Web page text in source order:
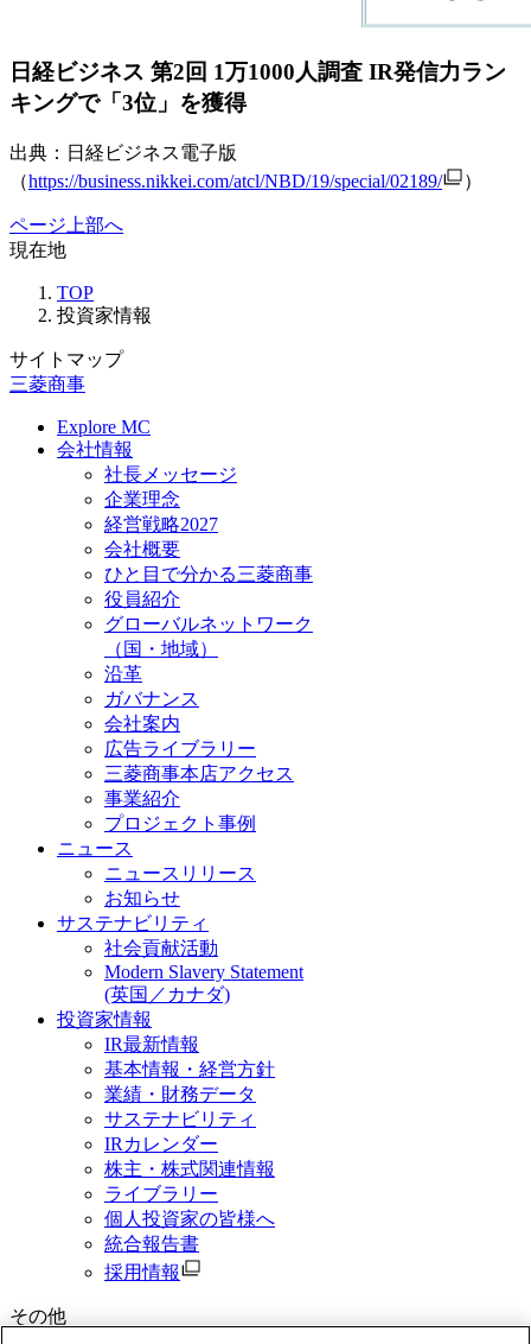
日経ビジネス 第2回 1万1000人調査 IR発信力ラン
キングで「3位」を獲得
出典：日経ビジネス電子版
（https://business.nikkei.com/atcl/NBD/19/special/02189/ ）
ページ上部へ
現在地
TOP
投資家情報
サイトマップ
三菱商事
Explore MC
会社情報
社長メッセージ
企業理念
経営戦略2027
会社概要
ひと目で分かる三菱商事
役員紹介
グローバルネットワーク
（国・地域）
沿革
ガバナンス
会社案内
広告ライブラリー
三菱商事本店アクセス
事業紹介
プロジェクト事例
ニュース
ニュースリリース
お知らせ
サステナビリティ
社会貢献活動
Modern Slavery Statement
(英国／カナダ)
投資家情報
IR最新情報
基本情報・経営方針
業績・財務データ
サステナビリティ
IRカレンダー
株主・株式関連情報
ライブラリー
個人投資家の皆様へ
統合報告書
採用情報
その他